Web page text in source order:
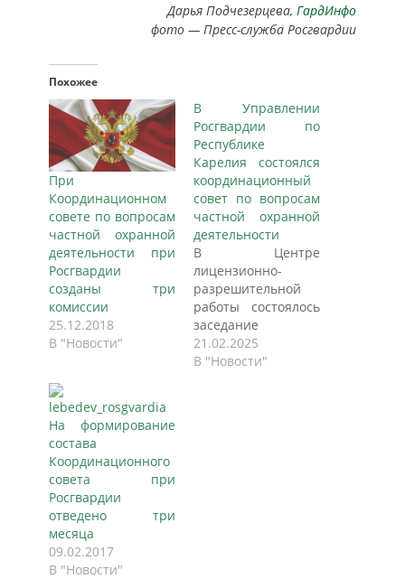
Дарья Подчезерцева, ГардИнфо
фото — Пресс-служба Росгвардии
Похожее
При
Координационном
совете по вопросам
частной охранной
деятельности при
Росгвардии
созданы три
комиссии
25.12.2018
В "Новости"
В Управлении
Росгвардии по
Республике
Карелия состоялся
координационный
совет по вопросам
частной охранной
деятельности
В Центре
лицензионно-
разрешительной
работы состоялось
заседание
координационного
совета по вопросам
21.02.2025
В "Новости"
На формирование
состава
Координационного
совета при
Росгвардии
отведено три
месяца
09.02.2017
В "Новости"